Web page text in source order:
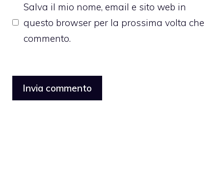
Salva il mio nome, email e sito web in
questo browser per la prossima volta che
commento.